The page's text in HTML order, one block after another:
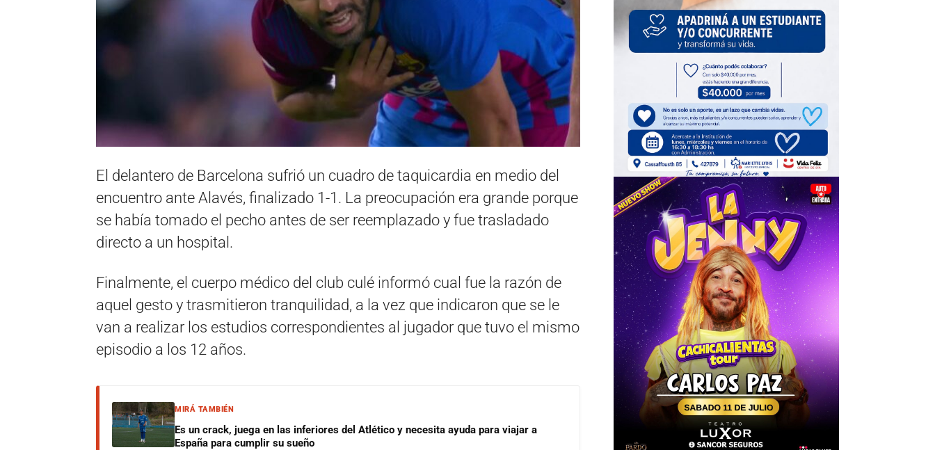
El delantero de Barcelona sufrió un cuadro de taquicardia en medio del
encuentro ante Alavés, finalizado 1-1. La preocupación era grande porque
se había tomado el pecho antes de ser reemplazado y fue trasladado
directo a un hospital.
Finalmente, el cuerpo médico del club culé informó cual fue la razón de
aquel gesto y trasmitieron tranquilidad, a la vez que indicaron que se le
van a realizar los estudios correspondientes al jugador que tuvo el mismo
episodio a los 12 años.
MIRÁ TAMBIÉN
Es un crack, juega en las inferiores del Atlético y necesita ayuda para viajar a
España para cumplir su sueño